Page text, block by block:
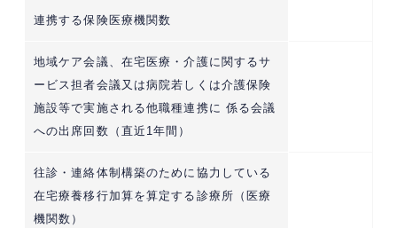
連携する保険医療機関数
地域ケア会議、在宅医療・介護に関するサ
ービス担者会議又は病院若しくは介護保険
施設等で実施される他職種連携に 係る会議
への出席回数（直近1年間）
往診・連絡体制構築のために協力している
在宅療養移行加算を算定する診療所（医療
機関数）